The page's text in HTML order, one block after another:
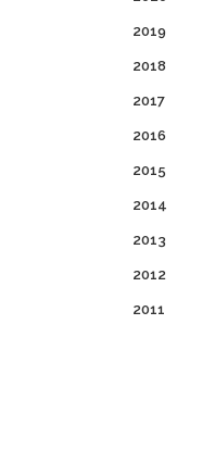
2019
2018
2017
2016
2015
2014
2013
2012
2011